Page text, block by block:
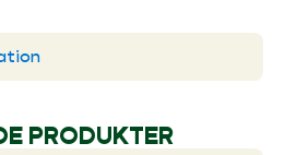
PRODUKTER